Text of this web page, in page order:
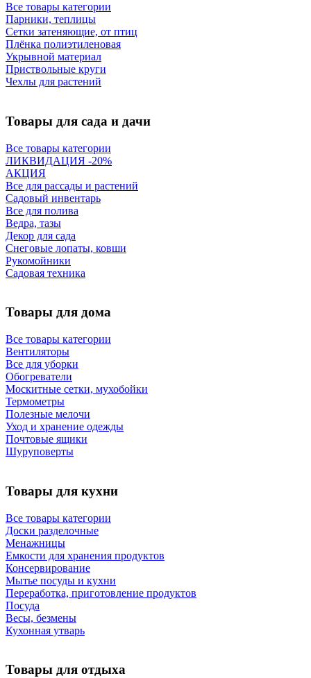
Все товары категории
Парники, теплицы
Сетки затеняющие, от птиц
Плёнка полиэтиленовая
Укрывной материал
Приствольные круги
Чехлы для растений
Товары для сада и дачи
Все товары категории
ЛИКВИДАЦИЯ -20%
АКЦИЯ
Все для рассады и растений
Садовый инвентарь
Все для полива
Ведра, тазы
Декор для сада
Снеговые лопаты, ковши
Рукомойники
Садовая техника
Товары для дома
Все товары категории
Вентиляторы
Все для уборки
Обогреватели
Москитные сетки, мухобойки
Термометры
Полезные мелочи
Уход и хранение одежды
Почтовые ящики
Шуруповерты
Товары для кухни
Все товары категории
Доски разделочные
Менажницы
Емкости для хранения продуктов
Консервирование
Мытье посуды и кухни
Переработка, приготовление продуктов
Посуда
Весы, безмены
Кухонная утварь
Товары для отдыха